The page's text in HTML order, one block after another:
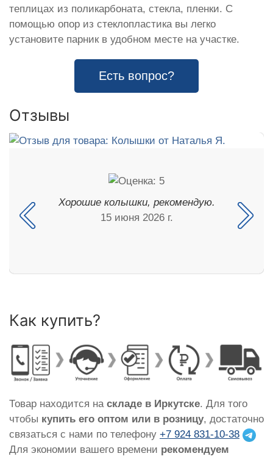
теплицах из поликарбоната, стекла, пленки. С
помощью опор из стеклопластика вы легко
установите парник в удобном месте на участке.
Есть вопрос?
Отзывы
Хорошие колышки, рекомендую.
15 июня 2026 г.
Как купить?
Товар находится на складе в Иркутске. Для того
чтобы купить его оптом или в розницу, достаточно
связаться с нами по телефону +7 924 831-10-38
Для экономии вашего времени рекомендуем